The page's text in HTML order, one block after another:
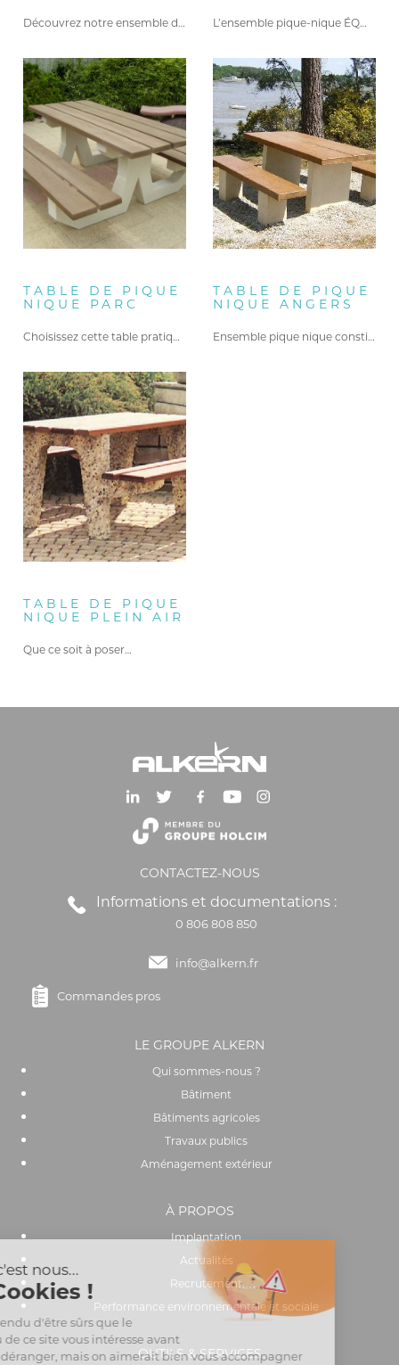
Découvrez notre ensemble de pique-nique… L’ensemble pique-nique ÉQUINOXE offre un…
TABLE DE PIQUE
NIQUE PARC
Choisissez cette table pratique avec…
TABLE DE PIQUE
NIQUE ANGERS
Ensemble pique nique constitué d’une…
TABLE DE PIQUE
NIQUE PLEIN AIR
Que ce soit à poser…
CONTACTEZ-NOUS
Informations et documentations :
0 806 808 850
info@alkern.fr
Commandes pros
LE GROUPE ALKERN
Qui sommes-nous ?
Bâtiment
Bâtiments agricoles
Travaux publics
Aménagement extérieur
À PROPOS
Implantation
Actualités
Recrutement
Performance environnementale et sociale
OUTILS & SERVICES